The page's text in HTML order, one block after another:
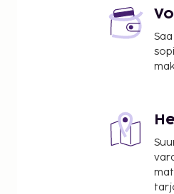
Islamic Center NTB:n
Mataramin
Lombok Epicentrum
Autore Pearl Farm and
lentoasema) - 49,4 km /
Käytössäsi on
tiloissa. Palveluihin
ilmainen langaton